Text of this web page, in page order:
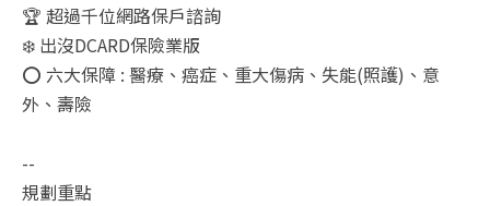
🏆 超過千位網路保戶諮詢
❄️ 出沒DCARD保險業版
⭕ 六大保障 : 醫療、癌症、重大傷病、失能(照護)、意
外、壽險
--
規劃重點